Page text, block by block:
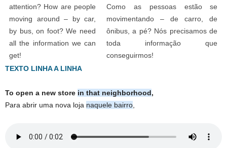
attention? How are people
moving around – by car,
by bus, on foot? We need
all the information we can
get!
Como as pessoas estão se
movimentando – de carro, de
ônibus, a pé? Nós precisamos de
toda informação que
conseguirmos!
TEXTO LINHA A LINHA
To open a new store in that neighborhood,
Para abrir uma nova loja naquele bairro